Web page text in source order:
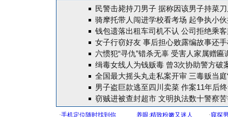
民警击毙持刀男子 据称因该男子持菜
骑摩托带人闯进学校看考场 起争执小
钱包遗落出租车司机不认 公司拒绝乘
女子行窃好友 事后担心败露编故事还
六惯犯“寻仇”错杀无辜 受害人家属赠匾
缉毒女线人为钱贩毒 曾3次协助警方破
全国最大摇头丸走私案开审 三毒贩当庭
男子盗巨款逃至四川卖菜 作案11年后
窃贼进被查封超市 文明执法数十警察